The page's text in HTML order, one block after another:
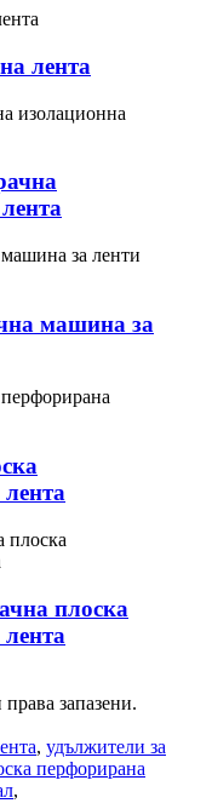
лента
машина за
плоска
запазени.
, удължители за
перфорирана
,